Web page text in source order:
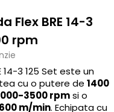
Flex BRE 14-3
rpm
14-3 125 Set este un
cu o putere de 1400
3500 rpmsi o
m/min. Echipata cu